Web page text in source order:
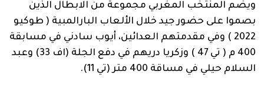
ويضم المنتخب المغربي مجموعة من الابطال الذين
بصموا على حضور جيد خلال الألعاب البارالمبية ( طوكيو
2022 ) وفي مقدمتهم العدائين، أيوب سادني في مسابقة
400 م ( تي 47 ) وزكريا دريهم في دفع الجلة (اف 33) وعبد
السلام حيلي في مساقة 400 متر (تي 11).